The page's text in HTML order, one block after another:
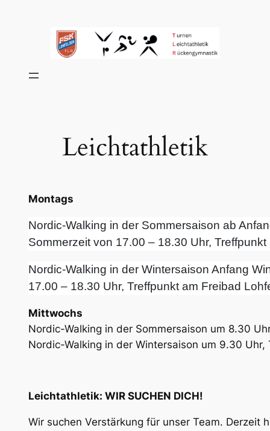
Leichtathletik
Montags
Nordic-Walking in der Sommersaison ab
Sommerzeit von 17.00 – 18.30 Uhr,
Nordic-Walking in der Wintersaison Anfang
17.00 – 18.30 Uhr, Treffpunkt am Freibad
Mittwochs
Nordic-Walking in der Sommersaison um 8.30
Nordic-Walking in der Wintersaison um 9.30
Leichtathletik: WIR SUCHEN DICH!
Wir suchen Verstärkung für unser Team. Derzeit